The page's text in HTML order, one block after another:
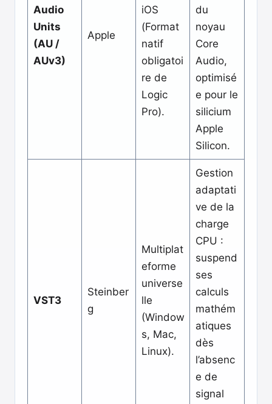
Audio
Units
(AU /
AUv3)
Apple
iOS
(Format
natif
obligatoi
re de
Logic
Pro).
du
noyau
Core
Audio,
optimisé
e pour le
silicium
Apple
Silicon.
VST3
Steinber
g
Multiplat
eforme
universe
lle
(Window
s, Mac,
Linux).
Gestion
adaptati
ve de la
charge
CPU :
suspend
ses
calculs
mathém
atiques
dès
l’absenc
e de
signal